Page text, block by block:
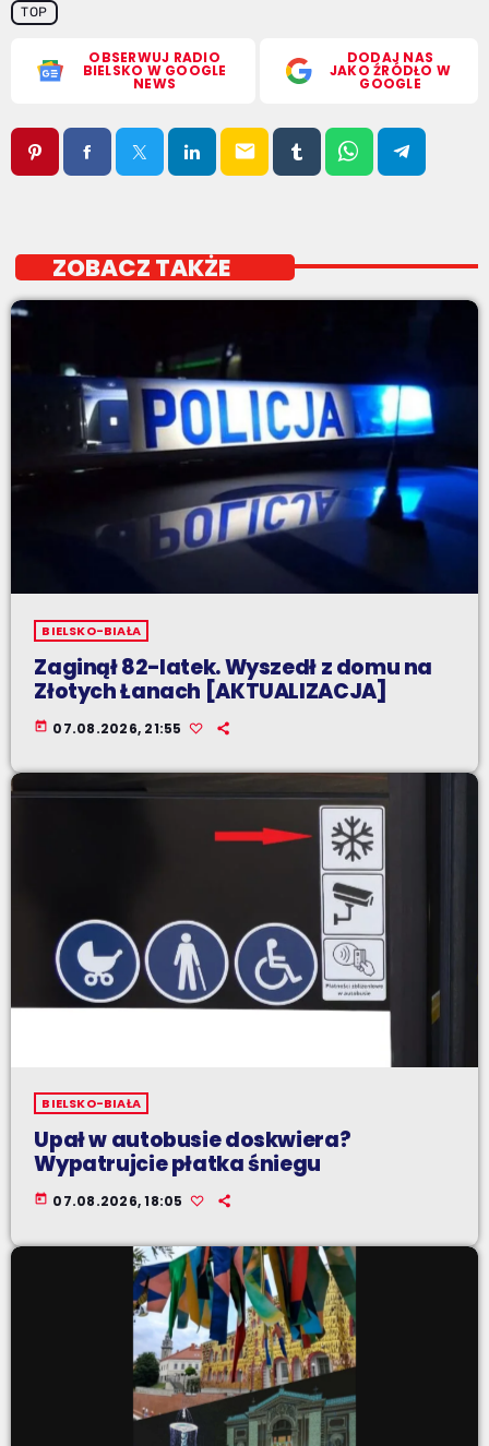
TOP
OBSERWUJ RADIO
BIELSKO W GOOGLE
NEWS
DODAJ NAS
JAKO ŹRÓDŁO W
GOOGLE
email
ZOBACZ TAKŻE
BIELSKO-BIAŁA
Zaginął 82-latek. Wyszedł z domu na
Złotych Łanach [AKTUALIZACJA]
today 07.08.2026, 21:55
BIELSKO-BIAŁA
Upał w autobusie doskwiera?
Wypatrujcie płatka śniegu
today 07.08.2026, 18:05